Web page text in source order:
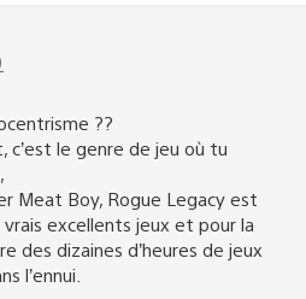
??
c’est le genre de jeu où tu
Meat Boy, Rogue Legacy est
excellents jeux et pour la
des dizaines d’heures de jeux
l’ennui.